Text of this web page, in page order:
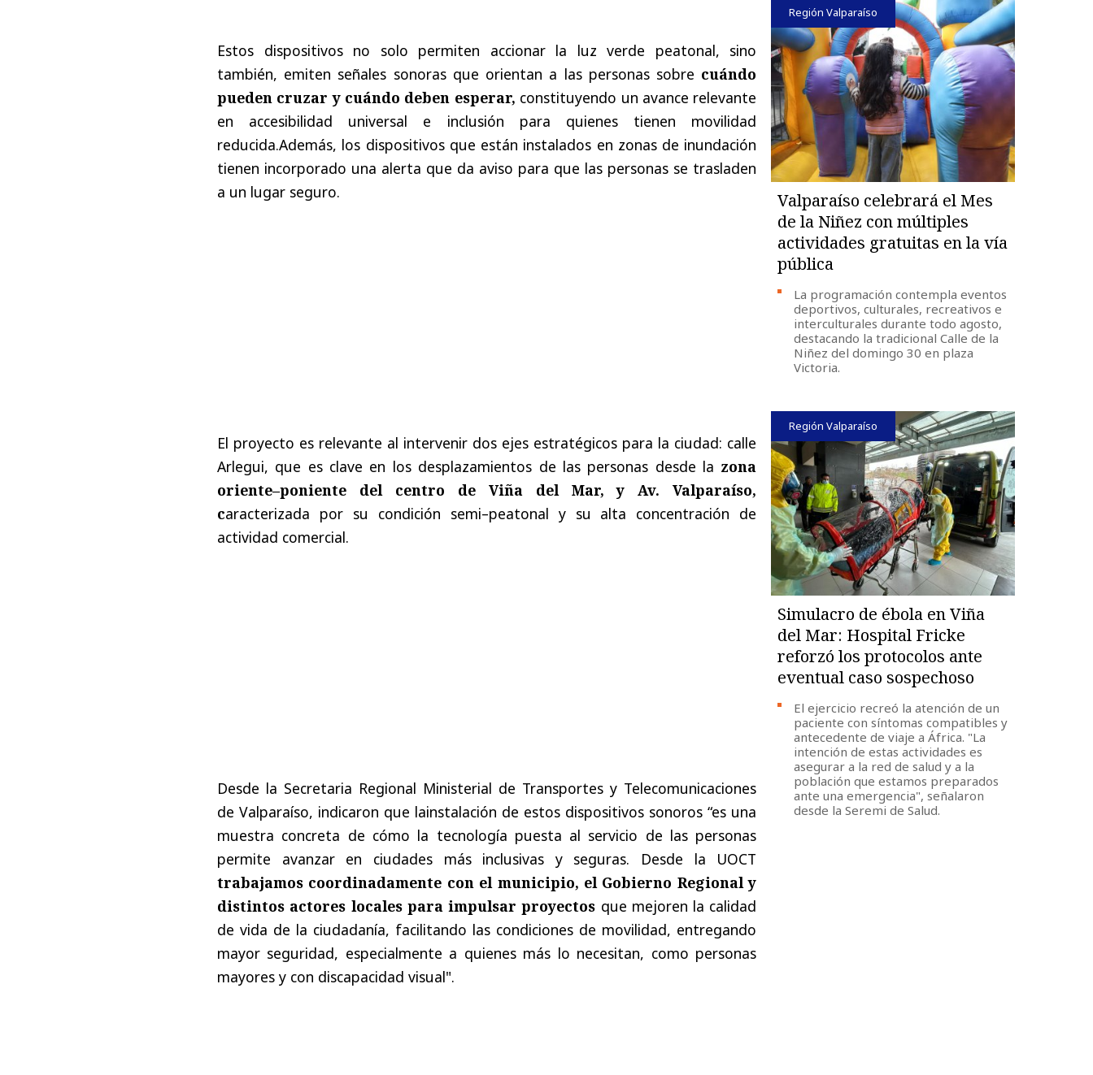
Estos dispositivos no solo permiten accionar la luz verde peatonal, sino
también, emiten señales sonoras que orientan a las personas sobre cuándo
pueden cruzar y cuándo deben esperar, constituyendo un avance relevante
en accesibilidad universal e inclusión para quienes tienen movilidad
reducida.Además, los dispositivos que están instalados en zonas de inundación
tienen incorporado una alerta que da aviso para que las personas se trasladen
a un lugar seguro.
El proyecto es relevante al intervenir dos ejes estratégicos para la ciudad: calle
Arlegui, que es clave en los desplazamientos de las personas desde la zona
oriente–poniente del centro de Viña del Mar, y Av. Valparaíso,
caracterizada por su condición semi–peatonal y su alta concentración de
actividad comercial.
Desde la Secretaria Regional Ministerial de Transportes y Telecomunicaciones
de Valparaíso, indicaron que lainstalación de estos dispositivos sonoros “es una
muestra concreta de cómo la tecnología puesta al servicio de las personas
permite avanzar en ciudades más inclusivas y seguras. Desde la UOCT
trabajamos coordinadamente con el municipio, el Gobierno Regional y
distintos actores locales para impulsar proyectos que mejoren la calidad
de vida de la ciudadanía, facilitando las condiciones de movilidad, entregando
mayor seguridad, especialmente a quienes más lo necesitan, como personas
mayores y con discapacidad visual".
Región Valparaíso
Valparaíso celebrará el Mes
de la Niñez con múltiples
actividades gratuitas en la vía
pública
La programación contempla eventos
deportivos, culturales, recreativos e
interculturales durante todo agosto,
destacando la tradicional Calle de la
Niñez del domingo 30 en plaza
Victoria.
Región Valparaíso
Simulacro de ébola en Viña
del Mar: Hospital Fricke
reforzó los protocolos ante
eventual caso sospechoso
El ejercicio recreó la atención de un
paciente con síntomas compatibles y
antecedente de viaje a África. "La
intención de estas actividades es
asegurar a la red de salud y a la
población que estamos preparados
ante una emergencia", señalaron
desde la Seremi de Salud.